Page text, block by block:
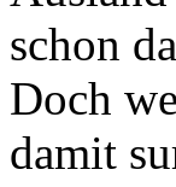
schon
Doch
damit